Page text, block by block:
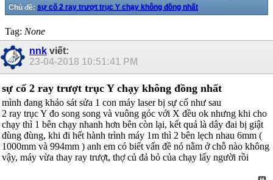
Chủ đề: sự cố 2 ray trượt trục Y chạy không đồng nhất
Tag: None
nnk viết:
23-04-2018 10:51:41 PM
sự cố 2 ray trượt trục Y chạy không đồng nhất
mình đang khảo sát sửa 1 con máy laser bị sự cố như sau
2 ray trục Y đo song song và vuông góc với X đều ok nhưng khi cho
chạy thì 1 bên chạy nhanh hơn bên còn lại, kết quả là dây đai bị giật
đùng đùng, khi đi hết hành trình máy 1m thì 2 bên lẹch nhau 6mm (
1000mm và 994mm ) anh em có biết vấn đề nó nằm ở chỗ nào không
vậy, máy vừa thay ray trượt, thợ củ đả bỏ của chạy lấy người rồi